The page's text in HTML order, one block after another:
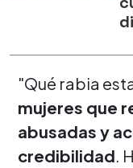
"Qué rabia
mujeres que
abusadas y
credibilidad.